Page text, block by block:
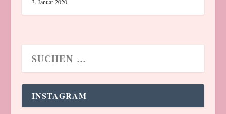
3. Januar 2020
INSTAGRAM